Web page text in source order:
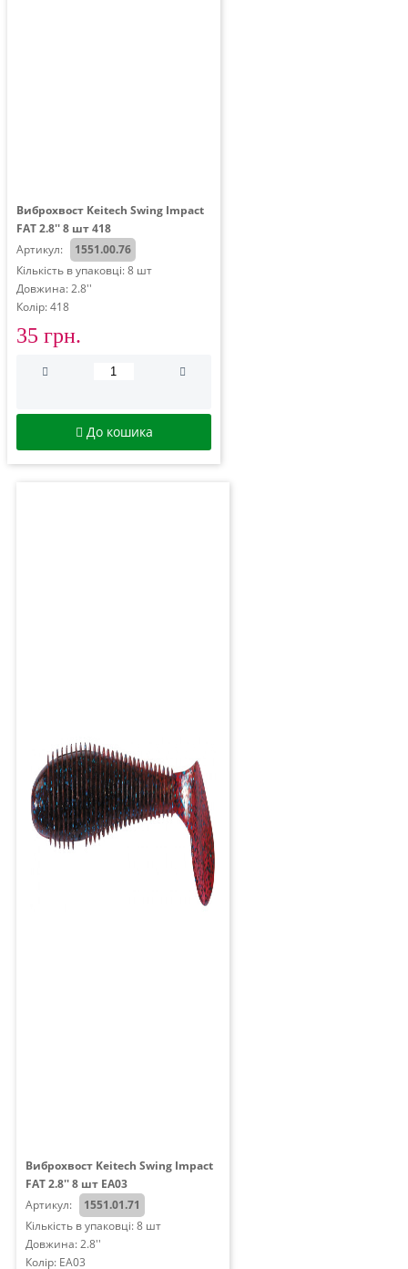
Виброхвост Keitech Swing Impact
FAT 2.8'' 8 шт 418
Артикул:
1551.00.76
Кількість в упаковці: 8 шт
Довжина: 2.8''
Колір: 418
35 грн.
До кошика
Виброхвост Keitech Swing Impact
FAT 2.8'' 8 шт EA03
Артикул:
1551.01.71
Кількість в упаковці: 8 шт
Довжина: 2.8''
Колір: EA03